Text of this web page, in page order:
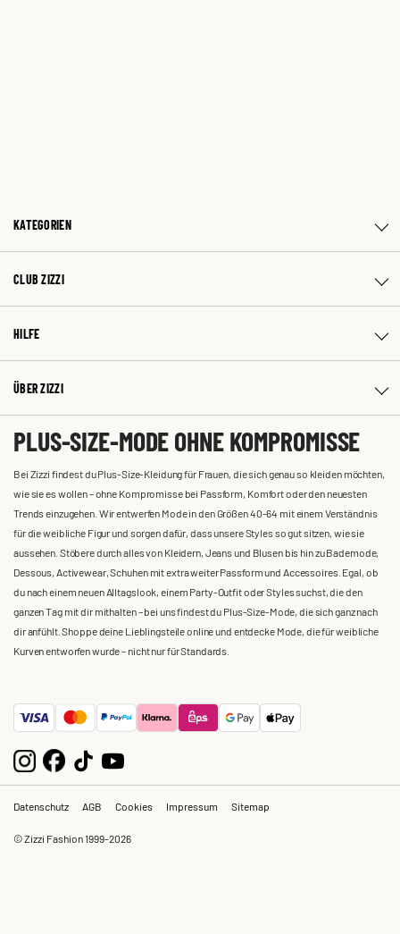
KATEGORIEN
CLUB ZIZZI
HILFE
ÜBER ZIZZI
PLUS-SIZE-MODE OHNE KOMPROMISSE
Bei Zizzi findest du Plus-Size-Kleidung für Frauen, die sich genau so kleiden möchten,
wie sie es wollen – ohne Kompromisse bei Passform, Komfort oder den neuesten
Trends einzugehen. Wir entwerfen Mode in den Größen 40-64 mit einem Verständnis
für die weibliche Figur und sorgen dafür, dass unsere Styles so gut sitzen, wie sie
aussehen. Stöbere durch alles von Kleidern, Jeans und Blusen bis hin zu Bademode,
Dessous, Activewear, Schuhen mit extra weiter Passform und Accessoires. Egal, ob
du nach einem neuen Alltagslook, einem Party-Outfit oder Styles suchst, die den
ganzen Tag mit dir mithalten – bei uns findest du Plus-Size-Mode, die sich ganz nach
dir anfühlt. Shoppe deine Lieblingsteile online und entdecke Mode, die für weibliche
Kurven entworfen wurde – nicht nur für Standards.
Datenschutz AGB Cookies Impressum Sitemap
© Zizzi Fashion 1999-2026